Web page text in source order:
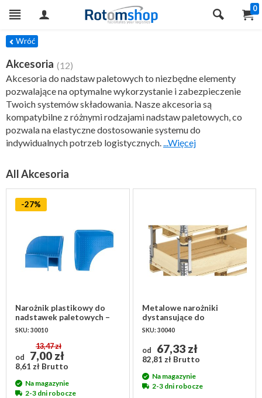
0
Wróć
Akcesoria (12)
Akcesoria do nadstaw paletowych to niezbędne elementy
pozwalające na optymalne wykorzystanie i zabezpieczenie
Twoich systemów składowania. Nasze akcesoria są
kompatybilne z różnymi rodzajami nadstaw paletowych, co
pozwala na elastyczne dostosowanie systemu do
indywidualnych potrzeb logistycznych....Więcej
All Akcesoria
-27%
Narożnik plastikowy do
nadstawek paletowych –
stabilizujący, niebieski
SKU: 30010
od
13,47 zł
7,00 zł
8,61 zł Brutto
Na magazynie
2-3 dni robocze
Metalowe narożniki
dystansujące do
nadstawek paletowych –
prześwit 250mm
SKU: 30040
od 67,33 zł
82,81 zł Brutto
Na magazynie
2-3 dni robocze